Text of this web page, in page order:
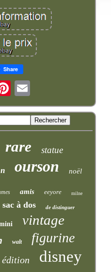
Share
rare statue
ourson noël
amis eeyore milne
sac à dos de distinguer
vintage
walt figurine
édition disney